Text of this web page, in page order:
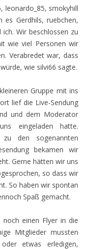
leonardo_85, smokyhill
es Gerdhils, ruebchen,
Wir beschlossen zu
wie viel Personen wir
Verabredet war, dass
wie silvi66 sagte.
Gruppe mit ins
lief die Live-Sendung
und dem Moderator
eingeladen hatte.
den sogenannten
bekamen wir
Gerne hätten wir uns
so dass wir
So haben wir spontan
Spaß gemacht.
noch einen Flyer in die
Mitglieder mussten
etwas erledigen,